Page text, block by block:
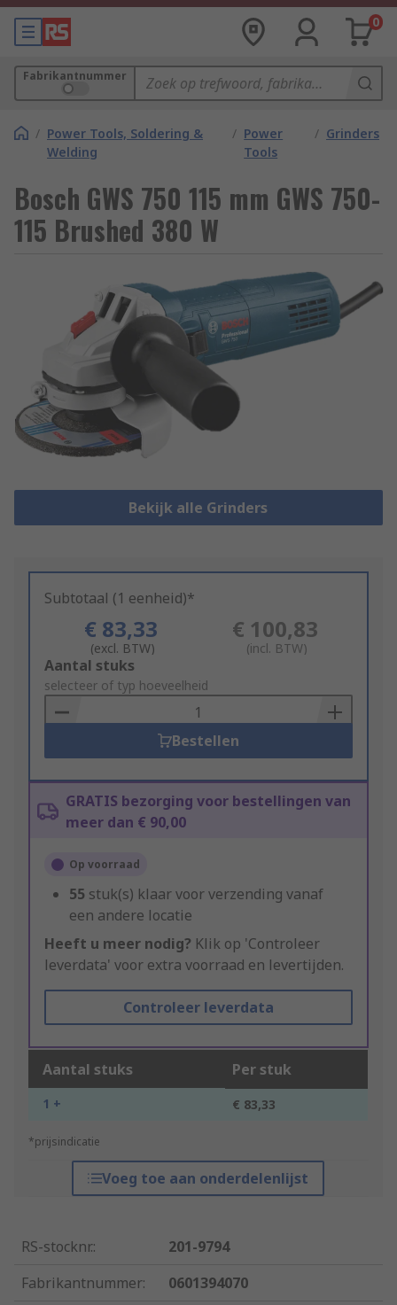
0
Fabrikantnummer
/ Power Tools, Soldering &
Welding
/ Power
Tools
/ Grinders
Bosch GWS 750 115 mm GWS 750-
115 Brushed 380 W
Bekijk alle Grinders
Subtotaal (1 eenheid)*
€ 83,33
(excl. BTW)
€ 100,83
(incl. BTW)
Add
to
Basket
Aantal stuks
selecteer of typ hoeveelheid
Bestellen
GRATIS bezorging voor bestellingen van
meer dan € 90,00
Op voorraad
55 stuk(s) klaar voor verzending vanaf
een andere locatie
Heeft u meer nodig? Klik op 'Controleer
leverdata' voor extra voorraad en levertijden.
Controleer leverdata
Aantal stuks Per stuk
1 + € 83,33
*prijsindicatie
Voeg toe aan onderdelenlijst
RS-stocknr.:
201-9794
Fabrikantnummer:
0601394070